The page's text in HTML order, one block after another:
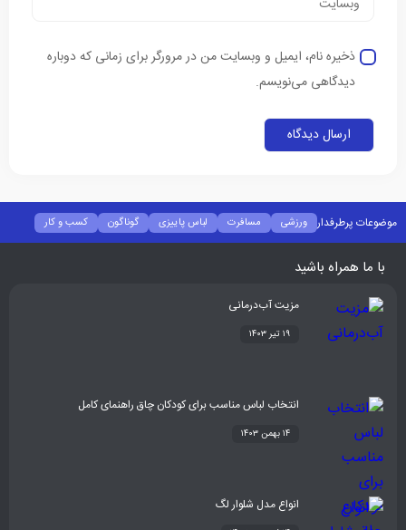
ذخیره نام، ایمیل و وبسایت من در مرورگر برای زمانی که دوباره
دیدگاهی می‌نویسم.
موضوعات پرطرفدار ورزشی مسافرت لباس پاییزی گوناگون
کسب و کار
فشن
غذا و نوشیدنی شیوه زندگی سلامتی تکنولوژی اخبار شرکت ها
با ما همراه باشید
مزیت آب‌درمانی
۱۹ تیر ۱۴۰۳
انتخاب لباس مناسب برای کودکان چاق راهنمای کامل
۱۴ بهمن ۱۴۰۳
انواع مدل شلوار لگ